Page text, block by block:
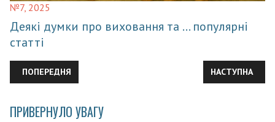
№7, 2025
Деякі думки про виховання та … популярні
статті
ПОПЕРЕДНЯ СТАТТЯ: ЩЕ ПРО БЕЗПЕРЕРВНІСТЬ І ...
ПОПЕРЕДНЯ НАСТУПНА
НАСТУПНА
ПРИВЕРНУЛО УВАГУ